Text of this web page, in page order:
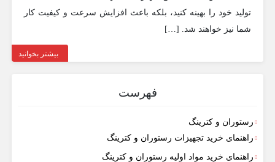
تولید خود را بهینه کنید، بلکه باعث افزایش سرعت و کیفیت کار
شما نیز خواهند شد. […]
بیشتر بخوانید
فهرست
رستوران و کترینگ
راهنمای خرید تجهیزات رستوران و کترینگ
راهنمای خرید مواد اولیه رستوران و کترینگ